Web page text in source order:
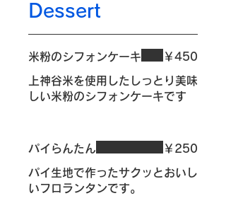
Dessert
米粉のシフォンケーキ
上神谷米を使用したしっとり美味
しい米粉のシフォンケーキです
￥450
パイらんたん
パイ生地で作ったサクッとおいし
いフロランタンです。
￥250